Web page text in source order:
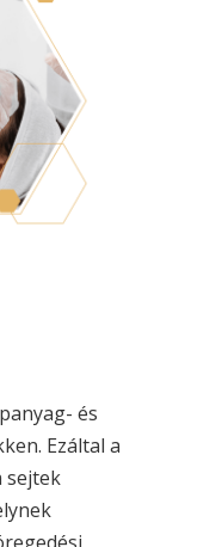
és
Ezáltal a
sejtek